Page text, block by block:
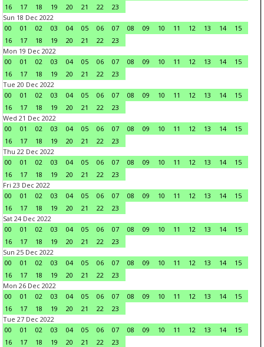
16
17 18 19 20 21 22
23
Sun 18 Dec 2022
00
01 02 03 04 05 06 07 08 09 10 11 12 13 14
15
16
17 18 19 20 21 22
23
Mon 19 Dec 2022
00
01 02 03 04 05 06 07 08 09 10 11 12 13 14
15
16
17 18 19 20 21 22
23
Tue 20 Dec 2022
00
01 02 03 04 05 06 07 08 09 10 11 12 13 14
15
16
17 18 19 20 21 22
23
Wed 21 Dec 2022
00
01 02 03 04 05 06 07 08 09 10 11 12 13 14
15
16
17 18 19 20 21 22
23
Thu 22 Dec 2022
00
01 02 03 04 05 06 07 08 09 10 11 12 13 14
15
16
17 18 19 20 21 22
23
Fri 23 Dec 2022
00
01 02 03 04 05 06 07 08 09 10 11 12 13 14
15
16
17 18 19 20 21 22
23
Sat 24 Dec 2022
00
01 02 03 04 05 06 07 08 09 10 11 12 13 14
15
16
17 18 19 20 21 22
23
Sun 25 Dec 2022
00
01 02 03 04 05 06 07 08 09 10 11 12 13 14
15
16
17 18 19 20 21 22
23
Mon 26 Dec 2022
00
01 02 03 04 05 06 07 08 09 10 11 12 13 14
15
16
17 18 19 20 21 22
23
Tue 27 Dec 2022
00
01 02 03 04 05 06 07 08 09 10 11 12 13 14
15
16
17 18 19 20 21 22
23